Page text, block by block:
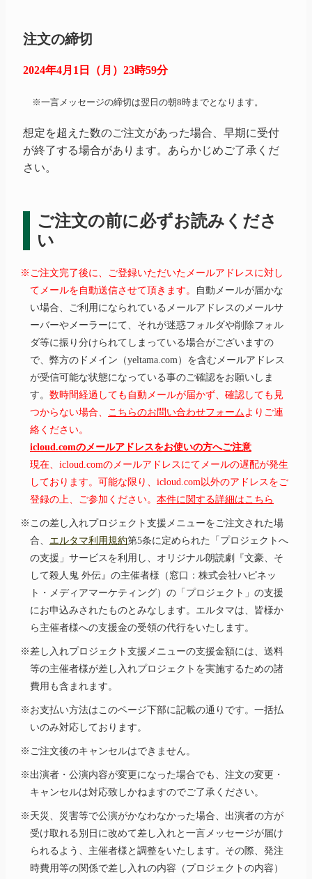
注文の締切
2024年4月1日（月）23時59分
※一言メッセージの締切は翌日の朝8時までとなります。
想定を超えた数のご注文があった場合、早期に受付
が終了する場合があります。あらかじめご了承くだ
さい。
ご注文の前に必ずお読みくださ
い
※ご注文完了後に、ご登録いただいたメールアドレスに対し
てメールを自動送信させて頂きます。
自動メールが届かな
い場合、ご利用になられているメールアドレスのメールサ
ーバーやメーラーにて、それが迷惑フォルダや削除フォル
ダ等に振り分けられてしまっている場合がございますの
で、弊方のドメイン（yeltama.com）を含むメールアドレス
が受信可能な状態になっている事のご確認をお願いしま
す。 数時間経過しても自動メールが届かず、確認しても見
つからない場合、
こちらのお問い合わせフォーム よりご連
絡ください。
icloud.comのメールアドレスをお使いの方へご注意
現在、icloud.comのメールアドレスにてメールの遅配が発生
しております。可能な限り、icloud.com以外のアドレスをご
登録の上、ご参加ください。 本件に関する詳細はこちら
※この差し入れプロジェクト支援メニューをご注文された場
合、 エルタマ利用規約第5条に定められた「プロジェクトへ
の支援」サービスを利用し、オリジナル朗読劇『文豪、そ
して殺人鬼 外伝』の主催者様（窓口：株式会社ハピネッ
ト・メディアマーケティング）の「プロジェクト」の支援
にお申込みされたものとみなします。エルタマは、皆様か
ら主催者様への支援金の受領の代行をいたします。
※差し入れプロジェクト支援メニューの支援金額には、送料
等の主催者様が差し入れプロジェクトを実施するための諸
費用も含まれます。
※お支払い方法はこのページ下部に記載の通りです。一括払
いのみ対応しております。
※ご注文後のキャンセルはできません。
※出演者・公演内容が変更になった場合でも、注文の変更・
キャンセルは対応致しかねますのでご了承ください。
※天災、災害等で公演がかなわなかった場合、出演者の方が
受け取れる別日に改めて差し入れと一言メッセージが届け
られるよう、主催者様と調整をいたします。その際、発注
時費用等の関係で差し入れの内容（プロジェクトの内容）